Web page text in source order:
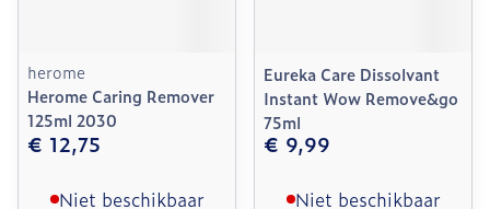
herome
Herome Caring Remover
125ml 2030
€ 12,75
Niet beschikbaar
Eureka Care Dissolvant
Instant Wow Remove&go
75ml
€ 9,99
Niet beschikbaar